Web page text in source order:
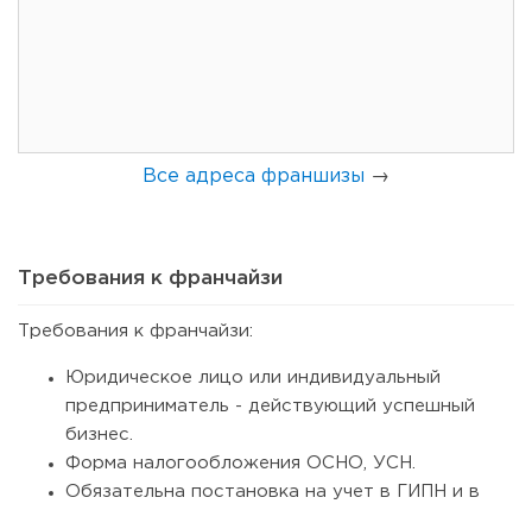
Франшиза кафе: рейтинг лучших франшиз общепита для
открытия заведения
Все адреса франшизы →
Требования к франчайзи
Требования к франчайзи:
Юридическое лицо или индивидуальный
предприниматель - действующий успешный
бизнес.
Форма налогообложения ОСНО, УСН.
Обязательна постановка на учет в ГИПН и в